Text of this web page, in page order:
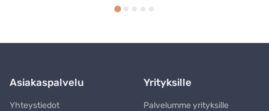
Asiakaspalvelu
Yhteystiedot
Yrityksille
Palvelumme yrityksille